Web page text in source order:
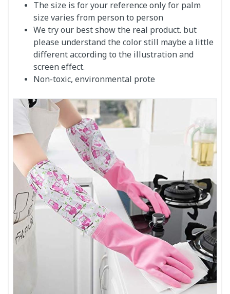
The size is for your reference only for palm
size varies from person to person
We try our best show the real product. but
please understand the color still maybe a little
different according to the illustration and
screen effect.
Non-toxic, environmental prote